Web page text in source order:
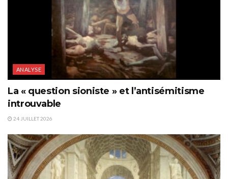
ANALYSE
La « question sioniste » et l’antisémitisme
introuvable
24 JUILLET 2026